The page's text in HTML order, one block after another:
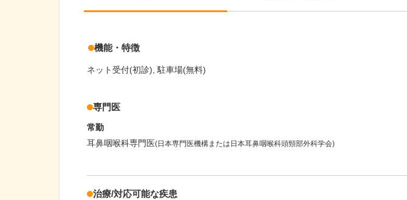
機能・特徴
ネット受付(初診) 駐車場(無料)
専門医
常勤
耳鼻咽喉科専門医(日本専門医機構または日本耳鼻咽喉科頭頸部外科学会)
治療/対応可能な疾患